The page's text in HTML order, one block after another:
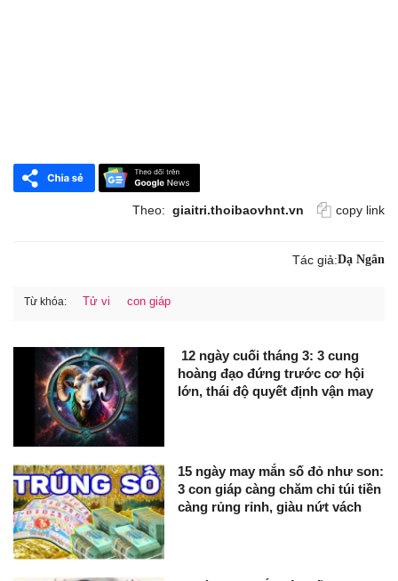
Theo: giaitri.thoibaovhnt.vn copy link
Tác giả:Dạ Ngân
Từ khóa: Tử vi con giáp
12 ngày cuối tháng 3: 3 cung
hoàng đạo đứng trước cơ hội
lớn, thái độ quyết định vận may
15 ngày may mắn số đỏ như son:
3 con giáp càng chăm chỉ túi tiền
càng rủng rỉnh, giàu nứt vách